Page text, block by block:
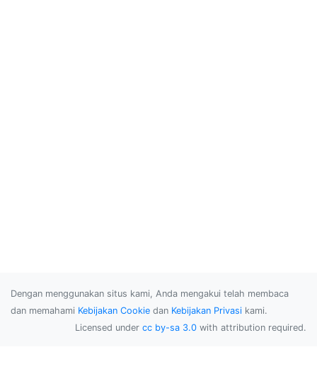
Dengan menggunakan situs kami, Anda mengakui telah membaca
dan memahami Kebijakan Cookie dan Kebijakan Privasi kami.
Licensed under cc by-sa 3.0 with attribution required.